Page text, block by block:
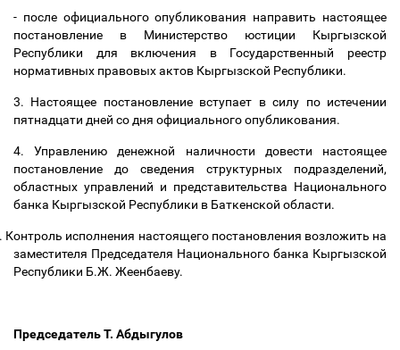
- после официального опубликования направить настоящее
постановление в Министерство юстиции Кыргызской
Республики для включения в Государственный реестр
нормативных правовых актов Кыргызской Республики.
3. Настоящее постановление вступает в силу по истечении
пятнадцати дней со дня официального опубликования.
4. Управлению денежной наличности довести настоящее
постановление до сведения структурных подразделений,
областных управлений и представительства Национального
банка Кыргызской Республики в Баткенской области.
Контроль исполнения настоящего постановления возложить на
заместителя Председателя Национального банка Кыргызской
Республики Б.Ж. Жеенбаеву.
Председатель Т. Абдыгулов